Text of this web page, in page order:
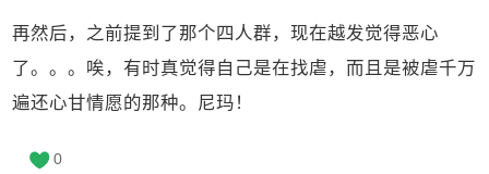
再然后，之前提到了那个四人群，现在越发觉得恶心
了。。。唉，有时真觉得自己是在找虐，而且是被虐千万
遍还心甘情愿的那种。尼玛！
0